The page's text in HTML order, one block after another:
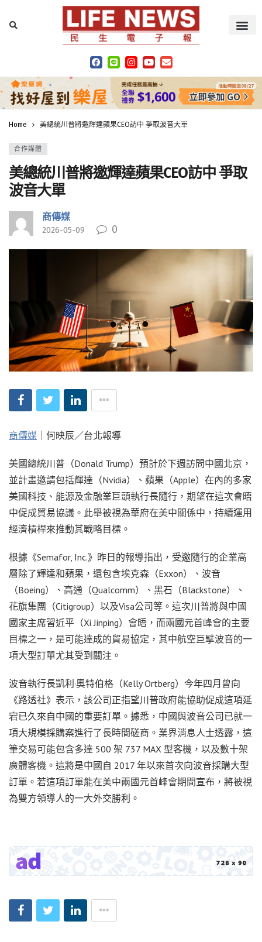
Home 美總統川普將邀輝達蘋果CEO訪中 爭取波音大單
合作媒體
美總統川普將邀輝達蘋果CEO訪中 爭取
波音大單
商傳媒
2026-05-09 0
商傳媒 ｜何映辰／台北報導
美國總統川普（Donald Trump）預計於下週訪問中國北京，
並計畫邀請包括輝達（Nvidia）、蘋果（Apple）在內的多家
美國科技、能源及金融業巨頭執行長隨行，期望在這次會晤
中促成貿易協議。此舉被視為華府在美中關係中，持續運用
經濟槓桿來推動其戰略目標。
根據《Semafor, Inc.》昨日的報導指出，受邀隨行的企業高
層除了輝達和蘋果，還包含埃克森（Exxon）、波音
（Boeing）、高通（Qualcomm）、黑石（Blackstone）、
花旗集團（Citigroup）以及Visa公司等。這次川普將與中國
國家主席習近平（Xi Jinping）會晤，而兩國元首峰會的主要
目標之一，是可能達成的貿易協定，其中航空巨擘波音的一
項大型訂單尤其受到關注。
波音執行長凱利·奧特伯格（Kelly Ortberg）今年四月曾向
《路透社》表示，該公司正指望川普政府能協助促成這項延
宕已久來自中國的重要訂單。據悉，中國與波音公司已就一
項大規模採購案進行了長時間磋商。業界消息人士透露，這
筆交易可能包含多達 500 架 737 MAX 型客機，以及數十架
廣體客機。這將是中國自 2017 年以來首次向波音採購大型
訂單。若這項訂單能在美中兩國元首峰會期間宣布，將被視
為雙方領導人的一大外交勝利。